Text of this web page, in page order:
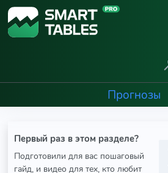
Прогнозы
Первый раз в этом разделе?
Подготовили для вас пошаговый
гайд, и видео для тех, кто любит